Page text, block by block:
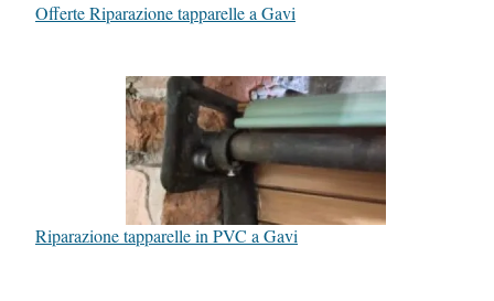
Offerte Riparazione tapparelle a Gavi
Riparazione tapparelle in PVC a Gavi